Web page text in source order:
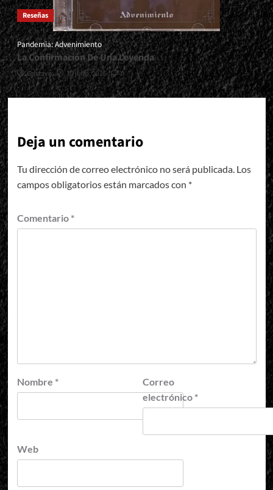
Reseñas
Pandemia: Advenimiento
La Confirmación De Una Leyenda
Gustavo 30 julio, 2026 0
Deja un comentario
Tu dirección de correo electrónico no será publicada. Los
campos obligatorios están marcados con *
Comentario *
Nombre *
Correo
electrónico *
Web